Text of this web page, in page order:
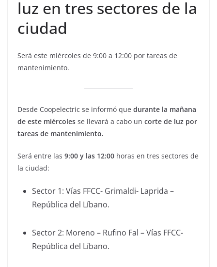
luz en tres sectores de la
ciudad
Será este miércoles de 9:00 a 12:00 por tareas de
mantenimiento.
Desde Coopelectric se informó que durante la mañana
de este miércoles se llevará a cabo un corte de luz por
tareas de mantenimiento.
Será entre las 9:00 y las 12:00 horas en tres sectores de
la ciudad:
Sector 1: Vías FFCC- Grimaldi- Laprida –
República del Líbano.
Sector 2: Moreno – Rufino Fal – Vías FFCC-
República del Líbano.